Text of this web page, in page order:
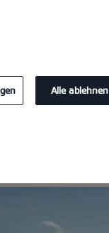
Alle ablehnen